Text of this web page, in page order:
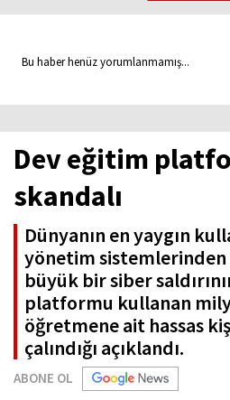
Bu haber henüz yorumlanmamış...
Dev eğitim
skandalı
Dünyanın en yaygın
yönetim sistemlerinden
büyük bir siber
platformu kullanan
öğretmene ait hassas
çalındığı açıklandı.
ABONE OL